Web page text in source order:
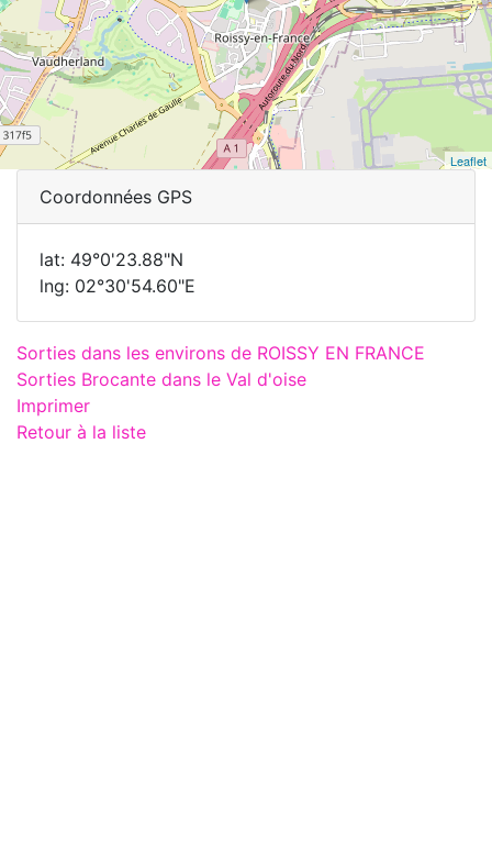
Leaflet
Coordonnées GPS
lat: 49°0'23.88"N
lng: 02°30'54.60"E
Sorties dans les environs de ROISSY EN FRANCE
Sorties Brocante dans le Val d'oise
Imprimer
Retour à la liste